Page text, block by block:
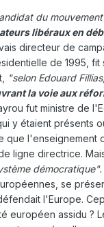
du
libéraux en
directeur de
de 1995,
"selon Edouard
la voie aux
fut ministre de
y étaient présents
que l'enseignement
ligne directrice.
démocratique".
se
l'Europe.
européen assidu ?